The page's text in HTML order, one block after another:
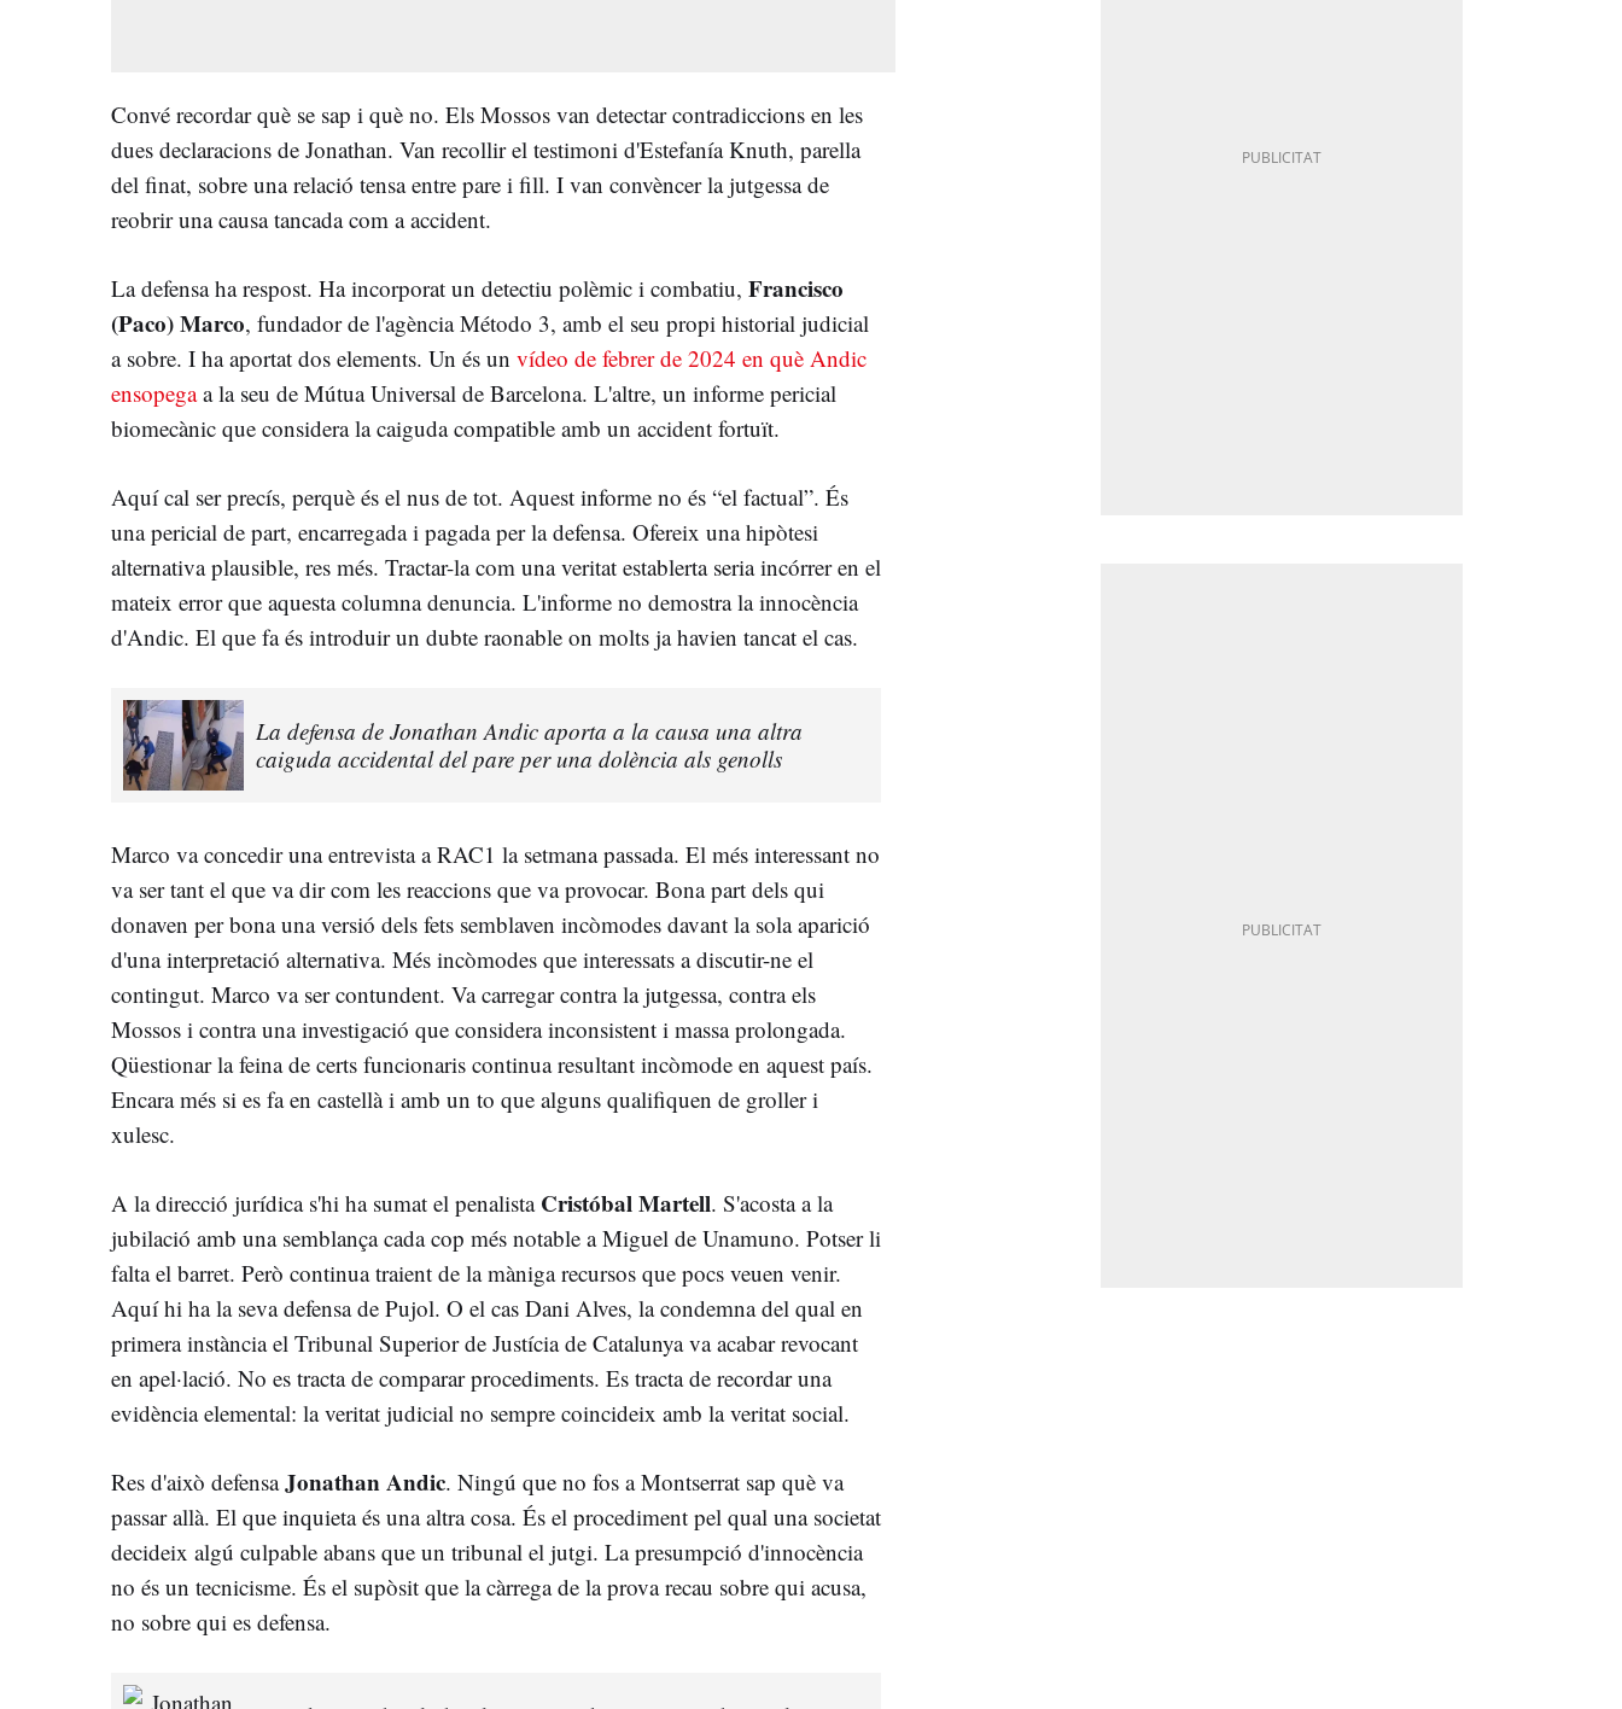
Convé recordar què se sap i què no. Els Mossos van detectar contradiccions en les
dues declaracions de Jonathan. Van recollir el testimoni d'Estefanía Knuth, parella
del finat, sobre una relació tensa entre pare i fill. I van convèncer la jutgessa de
reobrir una causa tancada com a accident.
La defensa ha respost. Ha incorporat un detectiu polèmic i combatiu, Francisco
(Paco) Marco, fundador de l'agència Método 3, amb el seu propi historial judicial
a sobre. I ha aportat dos elements. Un és un vídeo de febrer de 2024 en què Andic
ensopegaa la seu de Mútua Universal de Barcelona. L'altre, un informe pericial
biomecànic que considera la caiguda compatible amb un accident fortuït.
Aquí cal ser precís, perquè és el nus de tot. Aquest informe no és “el factual”. És
una pericial de part, encarregada i pagada per la defensa. Ofereix una hipòtesi
alternativa plausible, res més. Tractar-la com una veritat establerta seria incórrer en el
mateix error que aquesta columna denuncia. L'informe no demostra la innocència
d'Andic. El que fa és introduir un dubte raonable on molts ja havien tancat el cas.
La defensa de Jonathan Andic aporta a la causa una altra
caiguda accidental del pare per una dolència als genolls
Marco va concedir una entrevista a RAC1 la setmana passada. El més interessant no
va ser tant el que va dir com les reaccions que va provocar. Bona part dels qui
donaven per bona una versió dels fets semblaven incòmodes davant la sola aparició
d'una interpretació alternativa. Més incòmodes que interessats a discutir-ne el
contingut. Marco va ser contundent. Va carregar contra la jutgessa, contra els
Mossos i contra una investigació que considera inconsistent i massa prolongada.
Qüestionar la feina de certs funcionaris continua resultant incòmode en aquest país.
Encara més si es fa en castellà i amb un to que alguns qualifiquen de groller i
xulesc.
A la direcció jurídica s'hi ha sumat el penalista Cristóbal Martell. S'acosta a la
jubilació amb una semblança cada cop més notable a Miguel de Unamuno. Potser li
falta el barret. Però continua traient de la màniga recursos que pocs veuen venir.
Aquí hi ha la seva defensa de Pujol. O el cas Dani Alves, la condemna del qual en
primera instància el Tribunal Superior de Justícia de Catalunya va acabar revocant
en apel·lació. No es tracta de comparar procediments. Es tracta de recordar una
evidència elemental: la veritat judicial no sempre coincideix amb la veritat social.
Res d'això defensaJonathan Andic. Ningú que no fos a Montserrat sap què va
passar allà. El que inquieta és una altra cosa. És el procediment pel qual una societat
decideix algú culpable abans que un tribunal el jutgi. La presumpció d'innocència
no és un tecnicisme. És el supòsit que la càrrega de la prova recau sobre qui acusa,
no sobre qui es defensa.